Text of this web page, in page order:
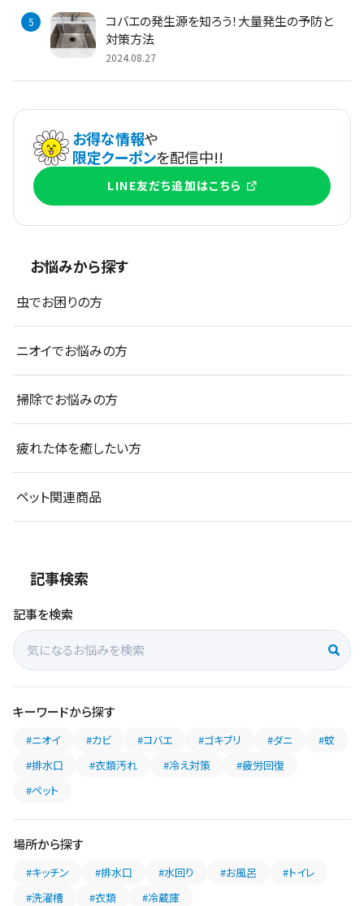
コバエの発生源を知ろう！大量発生の予防と
対策方法
2024.08.27
お得な情報や
限定クーポンを配信中!!
LINE友だち追加はこちら
お悩みから探す
虫でお困りの方
ニオイでお悩みの方
掃除でお悩みの方
疲れた体を癒したい方
ペット関連商品
記事検索
記事を検索
キーワードから探す
#ニオイ #カビ #コバエ #ゴキブリ #ダニ
#蚊
#排水口
#衣類汚れ #冷え対策
#疲労回復
#ペット
場所から探す
#キッチン #排水口 #水回り #お風呂
#トイレ
#洗濯槽
#衣類 #冷蔵庫